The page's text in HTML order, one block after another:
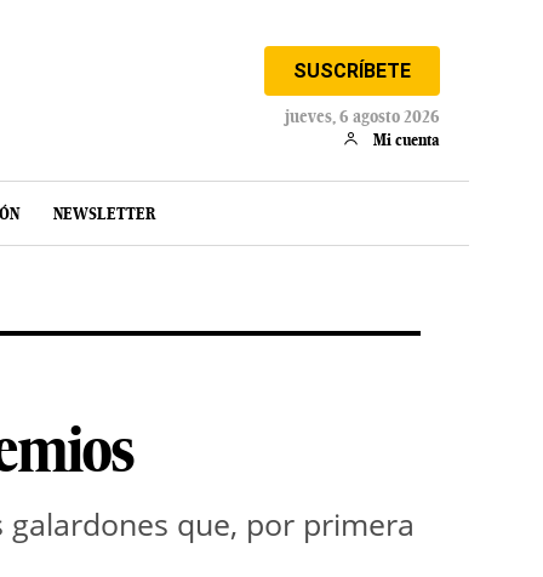
SUSCRÍBETE
jueves, 6 agosto 2026
Mi cuenta
NEWSLETTER
que, por primera